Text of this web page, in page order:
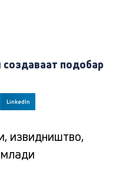
подобар
LinkedIn
, извидништво,
млади